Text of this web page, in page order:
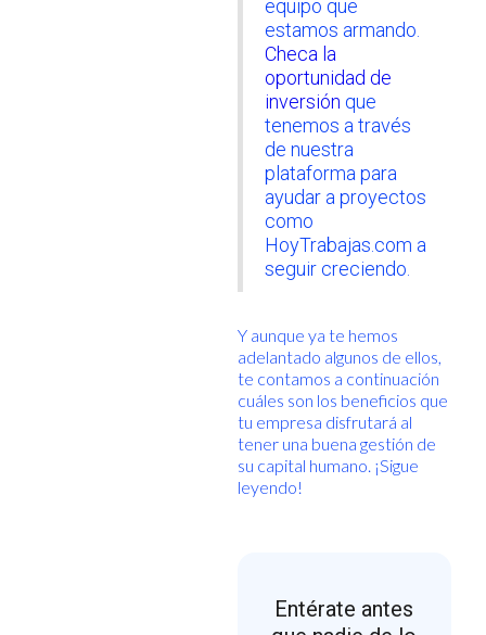
equipo que
estamos armando.
Checa la
oportunidad de
inversión que
tenemos a través
de nuestra
plataforma para
ayudar a proyectos
como
HoyTrabajas.com a
seguir creciendo.
Y aunque ya te hemos
adelantado algunos de ellos,
te contamos a continuación
cuáles son los beneficios que
tu empresa disfrutará al
tener una buena gestión de
su capital humano. ¡Sigue
leyendo!
Entérate antes